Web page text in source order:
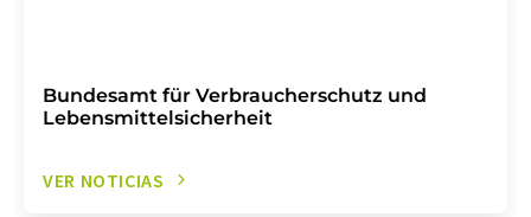
Bundesamt für Verbraucherschutz und
Lebensmittelsicherheit
VER NOTICIAS